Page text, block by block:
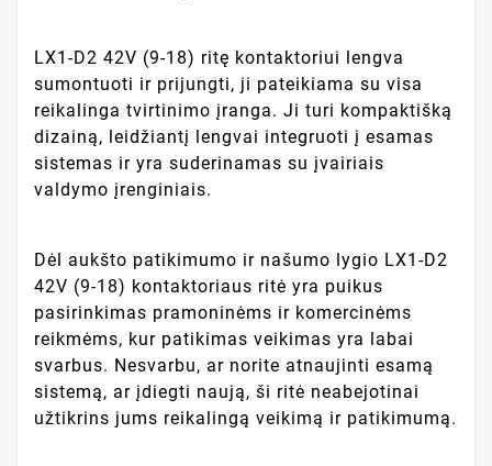
LX1-D2 42V (9-18) ritę kontaktoriui lengva
sumontuoti ir prijungti, ji pateikiama su visa
reikalinga tvirtinimo įranga. Ji turi kompaktišką
dizainą, leidžiantį lengvai integruoti į esamas
sistemas ir yra suderinamas su įvairiais
valdymo įrenginiais.
Dėl aukšto patikimumo ir našumo lygio LX1-D2
42V (9-18) kontaktoriaus ritė yra puikus
pasirinkimas pramoninėms ir komercinėms
reikmėms, kur patikimas veikimas yra labai
svarbus. Nesvarbu, ar norite atnaujinti esamą
sistemą, ar įdiegti naują, ši ritė neabejotinai
užtikrins jums reikalingą veikimą ir patikimumą.